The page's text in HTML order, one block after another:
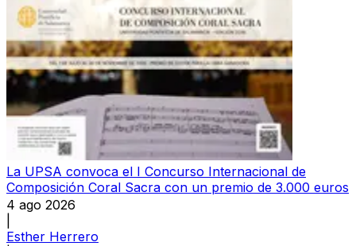
La UPSA convoca el I Concurso Internacional de
Composición Coral Sacra con un premio de 3.000 euros
4 ago 2026
Esther Herrero